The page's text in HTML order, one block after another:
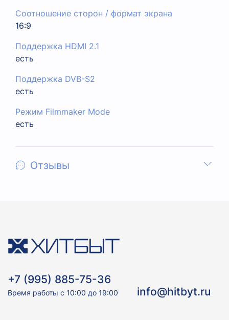
Соотношение сторон / формат экрана
16:9
Поддержка HDMI 2.1
есть
Поддержка DVB-S2
есть
Режим Filmmaker Mode
есть
Отзывы
+7 (995) 885-75-36
Время работы с 10:00 до 19:00 info@hitbyt.ru